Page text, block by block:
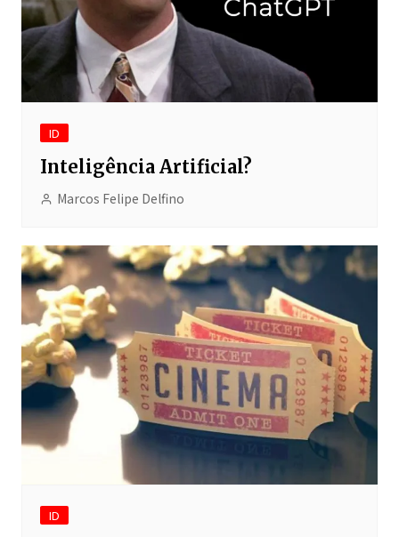
ID
Inteligência Artificial?
Marcos Felipe Delfino
ID